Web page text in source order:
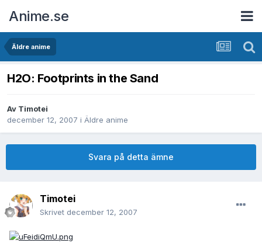
Anime.se
Äldre anime
H2O: Footprints in the Sand
Av Timotei
december 12, 2007 i Äldre anime
Svara på detta ämne
Timotei
Skrivet december 12, 2007